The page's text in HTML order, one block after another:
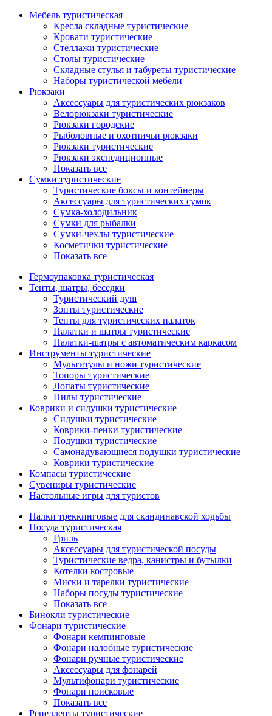
Мебель туристическая
Кресла складные туристические
Кровати туристические
Стеллажи туристические
Столы туристические
Складные стулья и табуреты туристические
Наборы туристической мебели
Рюкзаки
Аксессуары для туристических рюкзаков
Велорюкзаки туристические
Рюкзаки городские
Рыболовные и охотничьи рюкзаки
Рюкзаки туристические
Рюкзаки экспедиционные
Показать все
Сумки туристические
Туристические боксы и контейнеры
Аксессуары для туристических сумок
Сумка-холодильник
Сумки для рыбалки
Сумки-чехлы туристические
Косметички туристические
Показать все
Гермоупаковка туристическая
Тенты, шатры, беседки
Туристический душ
Зонты туристические
Тенты для туристических палаток
Палатки и шатры туристические
Палатки-шатры с автоматическим каркасом
Инструменты туристические
Мультитулы и ножи туристические
Топоры туристические
Лопаты туристические
Пилы туристические
Коврики и сидушки туристические
Сидушки туристические
Коврики-пенки туристические
Подушки туристические
Самонадувающиеся подушки туристические
Коврики туристические
Компасы туристические
Сувениры туристические
Настольные игры для туристов
Палки треккинговые для скандинавской ходьбы
Посуда туристическая
Гриль
Аксессуары для туристической посуды
Туристические ведра, канистры и бутылки
Котелки костровые
Миски и тарелки туристические
Наборы посуды туристические
Показать все
Бинокли туристические
Фонари туристические
Фонари кемпинговые
Фонари налобные туристические
Фонари ручные туристические
Аксессуары для фонарей
Мультифонари туристические
Фонари поисковые
Показать все
Репелленты туристические